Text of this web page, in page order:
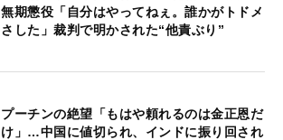
無期懲役「自分はやってねぇ。誰かがトドメ
さした」裁判で明かされた“他責ぶり”
プーチンの絶望「もはや頼れるのは金正恩だ
け」…中国に値切られ、インドに振り回され